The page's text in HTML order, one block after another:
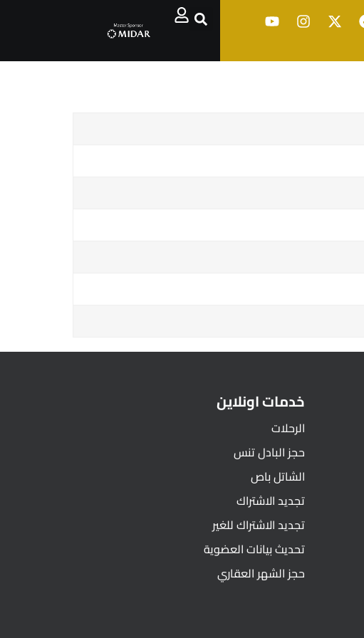
خدمات اونلاين
الرحلات
حجز البادل تنس
الشاتل باص
تجديد الاشتراك
تجديد الاشتراك للغير
تحديث بيانات العضوية
حجز الشهر العقاري